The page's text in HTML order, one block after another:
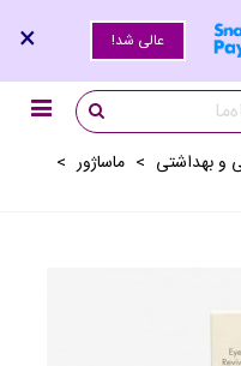
عالی شد! ×
و بهداشتی > ماساژور >